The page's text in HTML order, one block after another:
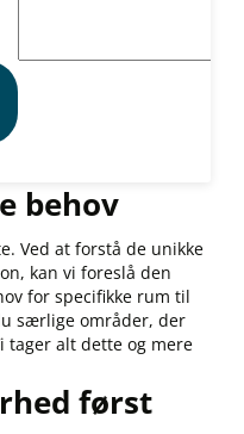
behov
Ved at forstå de unikke
kan vi foreslå den
for specifikke rum til
særlige områder, der
tager alt dette og mere
først